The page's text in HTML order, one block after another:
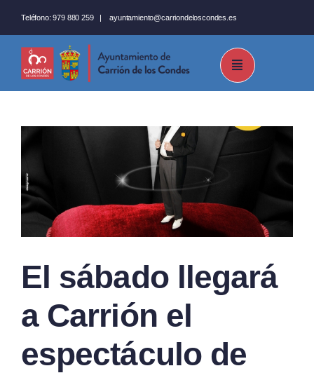
al
contenido
Teléfono: 979 880 259 |ayuntamiento@carriondeloscondes.es
El sábado llegará
a Carrión el
espectáculo de